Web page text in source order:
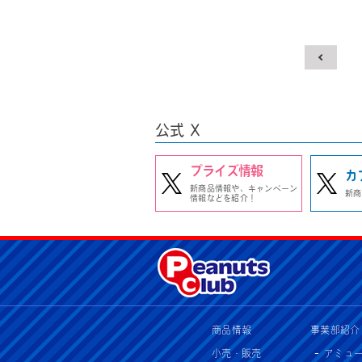
公式 X
プライズ情報
新商品情報や、キャンペーン
情報などを紹介！
カ
新
商品情報
小売・販売
事業部紹介
アミュ